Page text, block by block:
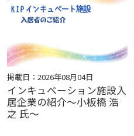
掲載日：2026年08月04日
インキュベーション施設入
居企業の紹介～小板橋 浩
之 氏～